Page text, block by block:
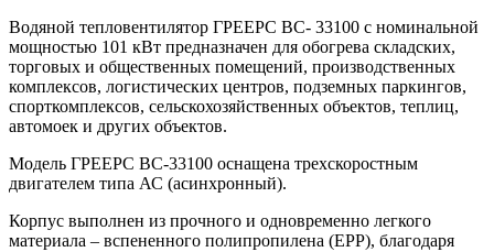
Водяной тепловентилятор ГРЕЕРС ВС- 33100 с номинальной
мощностью 101 кВт предназначен для обогрева складских,
торговых и общественных помещений, производственных
комплексов, логистических центров, подземных паркингов,
спорткомплексов, сельскохозяйственных объектов, теплиц,
автомоек и других объектов.
Модель ГРЕЕРС ВС-33100 оснащена трехскоростным
двигателем типа АС (асинхронный).
Корпус выполнен из прочного и одновременно легкого
материала – вспененного полипропилена (ЕРР), благодаря